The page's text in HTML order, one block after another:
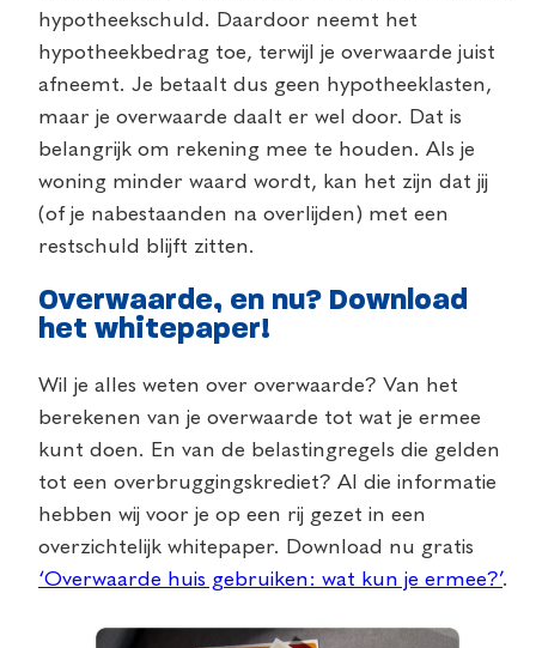
hypotheekschuld. Daardoor neemt het
hypotheekbedrag toe, terwijl je overwaarde juist
afneemt. Je betaalt dus geen hypotheeklasten,
maar je overwaarde daalt er wel door. Dat is
belangrijk om rekening mee te houden. Als je
woning minder waard wordt, kan het zijn dat jij
(of je nabestaanden na overlijden) met een
restschuld blijft zitten.
Overwaarde, en nu? Download
het whitepaper!
Wil je alles weten over overwaarde? Van het
berekenen van je overwaarde tot wat je ermee
kunt doen. En van de belastingregels die gelden
tot een overbruggingskrediet? Al die informatie
hebben wij voor je op een rij gezet in een
overzichtelijk whitepaper. Download nu gratis
‘Overwaarde huis gebruiken: wat kun je ermee?’.